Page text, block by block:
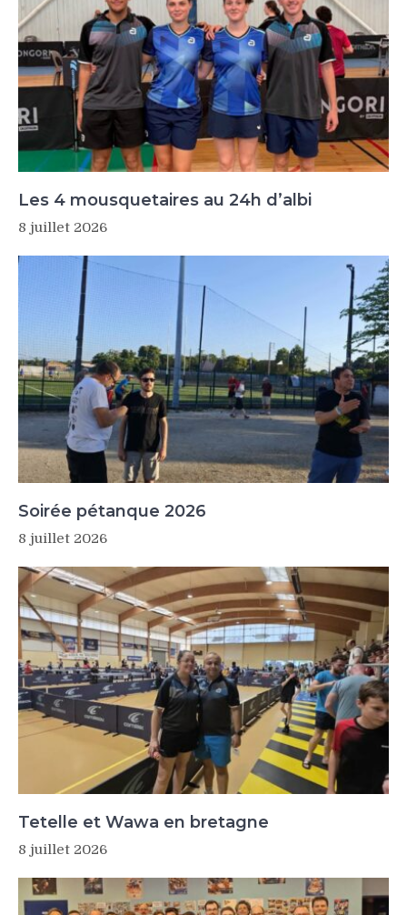
Les 4 mousquetaires au 24h d’albi
8 juillet 2026
Soirée pétanque 2026
8 juillet 2026
Tetelle et Wawa en bretagne
8 juillet 2026